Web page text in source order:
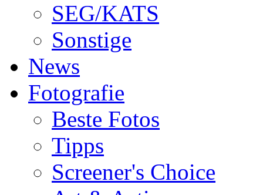
SEG/KATS
Sonstige
News
Fotografie
Beste Fotos
Tipps
Screener's Choice